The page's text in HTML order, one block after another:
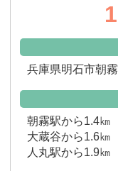
兵庫県明石市朝
朝霧駅から1.4㎞
大蔵谷から1.6㎞
人丸駅から1.9㎞